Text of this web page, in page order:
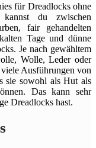
für Dreadlocks ohne
du zwischen
fair gehandelten
Tage und dünne
Je nach gewähltem
Wolle, Leder oder
Ausführungen von
sie sowohl als Hut als
Das kann sehr
Dreadlocks hast.